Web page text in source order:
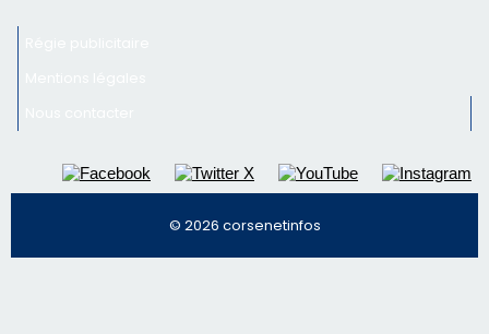
© 2026 corsenetinfos